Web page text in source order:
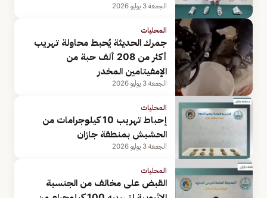
الجمعة 3 يوليو 2026
المحليات
جمرك الحديثة يُحبط محاولة تهريب
أكثر من 208 ألف حبة من
الإمفيتامين المخدر
الجمعة 3 يوليو 2026
المحليات
إحباط تهريب 10 كيلوجرامات من
الحشيش بمنطقة جازان
الجمعة 3 يوليو 2026
المحليات
القبض على مخالف من الجنسية